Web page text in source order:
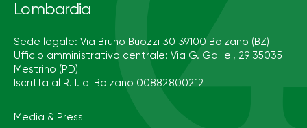
Lombardia
Sede legale: Via Bruno Buozzi 30 39100 Bolzano (BZ)
Ufficio amministrativo centrale: Via G. Galilei, 29 35035
Mestrino (PD)
Iscritta al R. I. di Bolzano 00882800212
Media & Press